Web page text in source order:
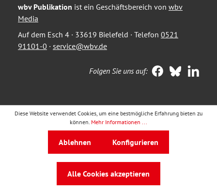
wbv Publikation ist ein Geschäftsbereich von wbv
Media
Auf dem Esch 4 · 33619 Bielefeld · Telefon 0521
91101-0 · service@wbv.de
Folgen Sie uns auf:
Diese Website verwendet Cookies, um eine bestmögliche Erfahrung bieten zu
können. Mehr Informationen ...
Ablehnen Konfigurieren
Alle Cookies akzeptieren